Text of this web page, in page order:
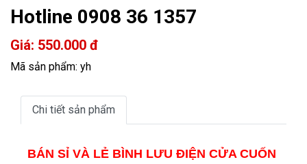
Hotline 0908 36 1357
Giá: 550.000 đ
Mã sản phẩm: yh
Chi tiết sản phẩm
BÁN SỈ VÀ LẺ BÌNH LƯU ĐIỆN CỬA CUỐN